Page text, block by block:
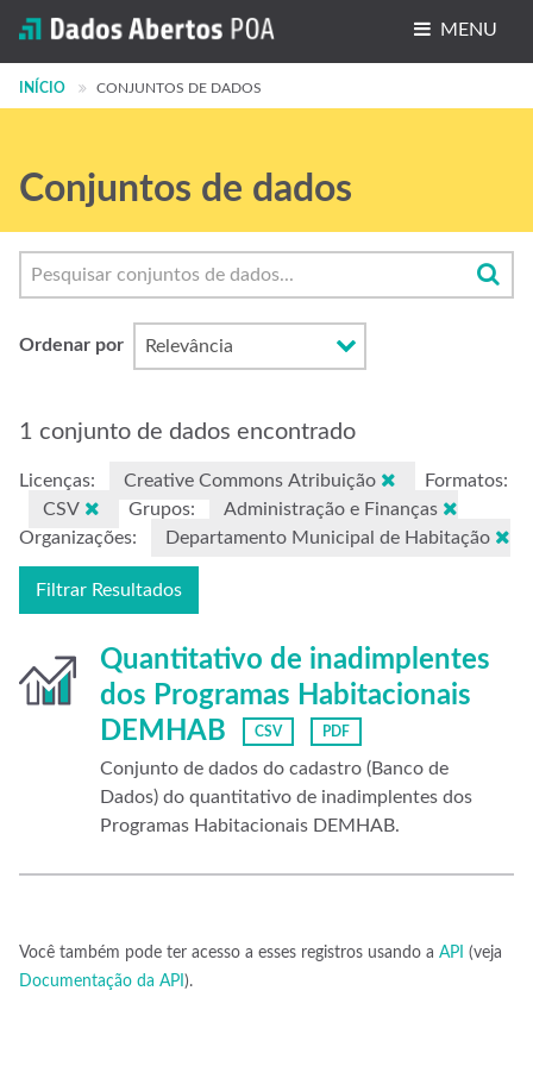
MENU
Conjuntos de dados
Grupos
Sobre
INÍCIO CONJUNTOS DE DADOS
Conjuntos de dados
Ordenar por
1 conjunto de dados encontrado
Licenças: Creative Commons Atribuição
Formatos:
CSV
Grupos:
Administração e Finanças
Organizações:
Departamento Municipal de Habitação
Filtrar Resultados
Quantitativo de inadimplentes
dos Programas Habitacionais
DEMHAB
CSV PDF
Conjunto de dados do cadastro (Banco de
Dados) do quantitativo de inadimplentes dos
Programas Habitacionais DEMHAB.
Você também pode ter acesso a esses registros usando a API (veja
Documentação da API ).